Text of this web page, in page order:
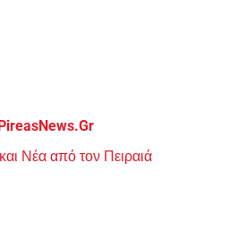
Νέα από τον Πειραιά